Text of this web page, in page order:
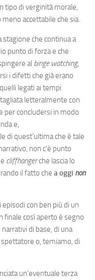
tipo di verginità morale,
accettabile che sia.
stagione che continua a
punto di forza e che
al binge watching,
i difetti che già erano
legati ai tempi
letteralmente con
per concludersi in modo
e,
di quest’ultima che è tale
non c’è punto
cliffhangerche lascia lo
il fatto che a oggi non
con ben più di un
così aperto è segno
di base, di una
o, temiamo, di
un’eventuale terza